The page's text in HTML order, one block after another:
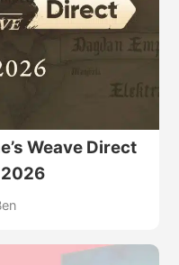
Weave Direct